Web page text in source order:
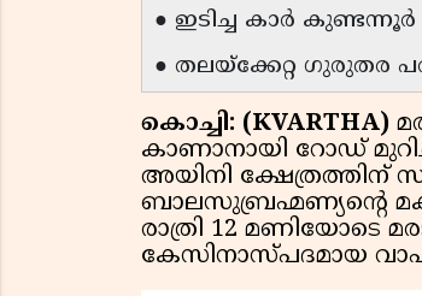
● ഇടിച്ച കാർ
● തലയ്ക്കേറ്റ ഗുരുതര
കൊച്ചി: (KVARTHA)
കാണാനായി റോഡ്
അയിനി ക്ഷേത്രത്തിന്
ബാലസുബ്രഹ്മണ്യൻ്റെ
രാത്രി 12 മണിയോടെ
കേസിനാസ്പദമായ